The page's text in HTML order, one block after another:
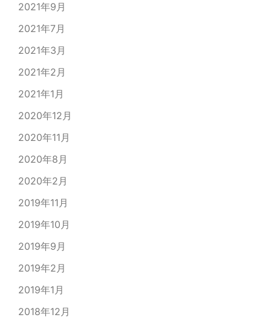
2021年9月
2021年7月
2021年3月
2021年2月
2021年1月
2020年12月
2020年11月
2020年8月
2020年2月
2019年11月
2019年10月
2019年9月
2019年2月
2019年1月
2018年12月